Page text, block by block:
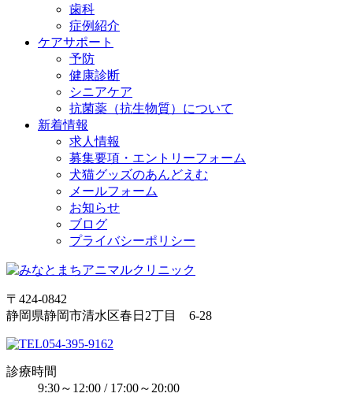
歯科
症例紹介
ケアサポート
予防
健康診断
シニアケア
抗菌薬（抗生物質）について
新着情報
求人情報
募集要項・エントリーフォーム
犬猫グッズのあんどえむ
メールフォーム
お知らせ
ブログ
プライバシーポリシー
〒424-0842
静岡県静岡市清水区春日2丁目 6-28
054-395-9162
診療時間
9:30～12:00 / 17:00～20:00